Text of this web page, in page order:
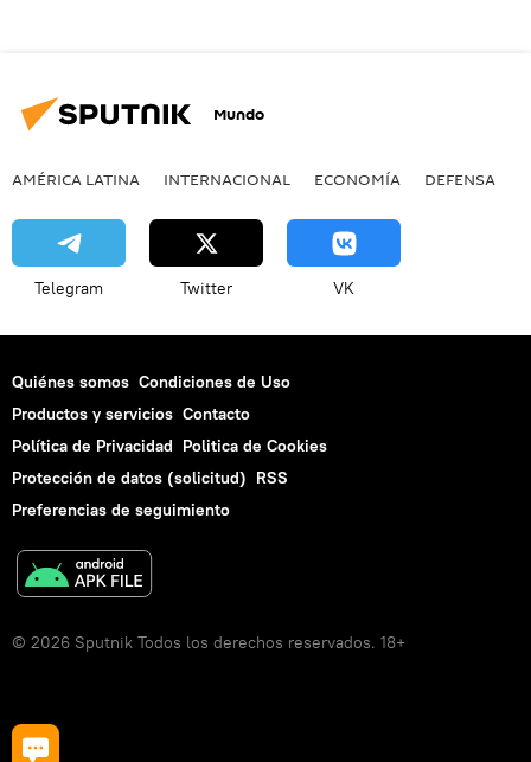
Mundo
AMÉRICA LATINA INTERNACIONAL ECONOMÍA DEFENSA
Telegram Twitter VK
Quiénes somos Condiciones de Uso
Productos y servicios Contacto
Política de Privacidad Politica de Cookies
Protección de datos (solicitud) RSS
Preferencias de seguimiento
© 2026 Sputnik Todos los derechos reservados. 18+